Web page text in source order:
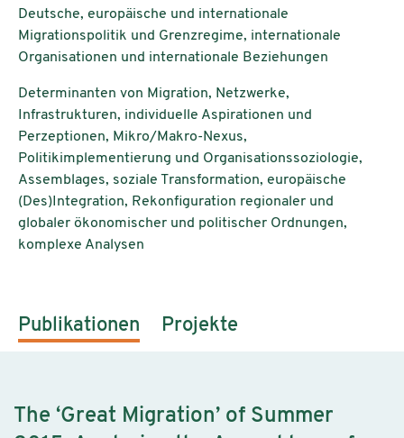
Deutsche, europäische und internationale
Migrationspolitik und Grenzregime, internationale
Organisationen und internationale Beziehungen
Determinanten von Migration, Netzwerke,
Infrastrukturen, individuelle Aspirationen und
Perzeptionen, Mikro/Makro-Nexus,
Politikimplementierung und Organisationssoziologie,
Assemblages, soziale Transformation, europäische
(Des)Integration, Rekonfiguration regionaler und
globaler ökonomischer und politischer Ordnungen,
komplexe Analysen
Publikationen Projekte
The ‘Great Migration’ of Summer